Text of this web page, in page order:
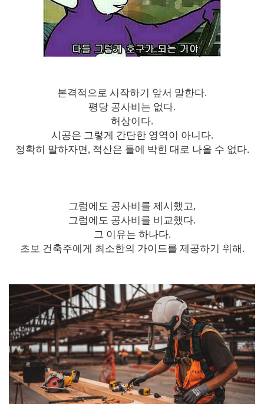
본격적으로 시작하기 앞서 말한다.
평당 공사비는 없다.
허상이다.
시공은 그렇게 간단한 영역이 아니다.
정확히 말하자면, 적산은 틀에 박힌 대로 나올 수 없다.
그럼에도 공사비를 제시했고,
그럼에도 공사비를 비교했다.
그 이유는 하나다.
초보 건축주에게 최소한의 가이드를 제공하기 위해.